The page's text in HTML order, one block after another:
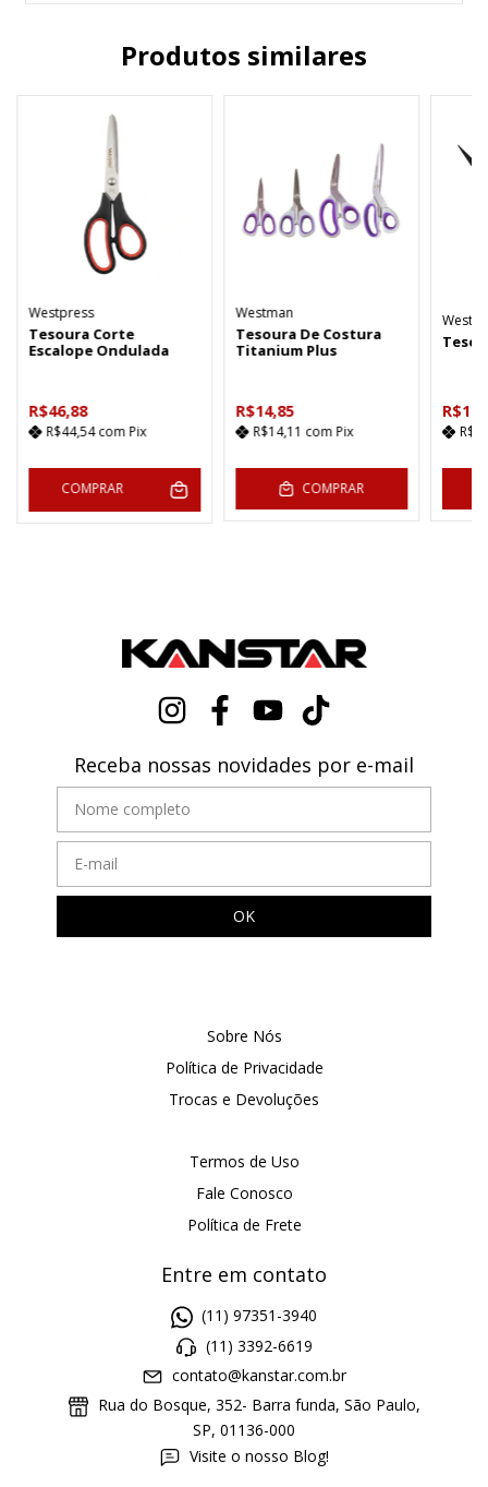
Produtos similares
Westpress
Tesoura Corte
Escalope Ondulada
R$46,88
R$44,54com Pix
COMPRAR
Westman
Tesoura De Costura
Titanium Plus
R$14,85
R$14,11 com Pix
COMPRAR
Receba nossas novidades por e-mail
Sobre Nós
Política de Privacidade
Trocas e Devoluções
Termos de Uso
Fale Conosco
Política de Frete
Entre em contato
(11) 97351-3940
(11) 3392-6619
contato@kanstar.com.br
Rua do Bosque, 352- Barra funda, São Paulo,
SP, 01136-000
Visite o nosso Blog!